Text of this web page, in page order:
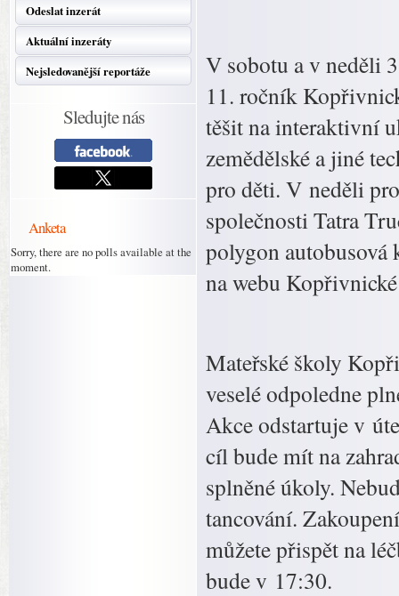
Odeslat inzerát
Aktuální inzeráty
Nejsledovanější reportáže
Sledujte nás
Anketa
Sorry, there are no polls available at the
moment.
V sobotu a v neděli
11. ročník
těšit na interaktivní
zemědělské a jiné
pro děti. V neděli
společnosti Tatra
polygon autobusová
na webu
Mateřské školy
veselé odpoledne
Akce odstartuje v
cíl bude mít na
splněné úkoly.
tancování.
můžete přispět na
bude v 17:30.